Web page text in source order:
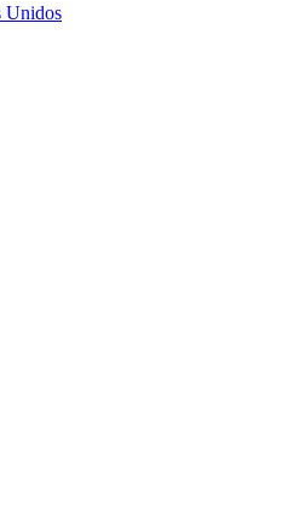
Unidos